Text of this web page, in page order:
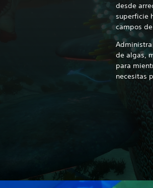
desde
superficie
campos
de algas,
para
necesitas